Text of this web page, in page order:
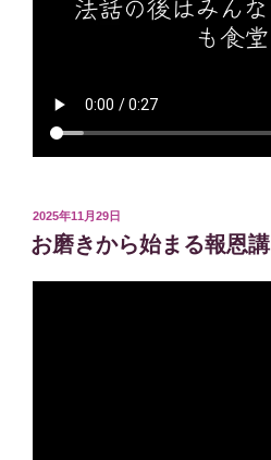
投
稿
日:
2025年11月29日
お磨きから始まる報恩講